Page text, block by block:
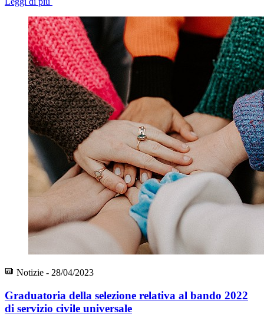
Notizie - 28/04/2023
Graduatoria della selezione relativa al bando 2022
di servizio civile universale